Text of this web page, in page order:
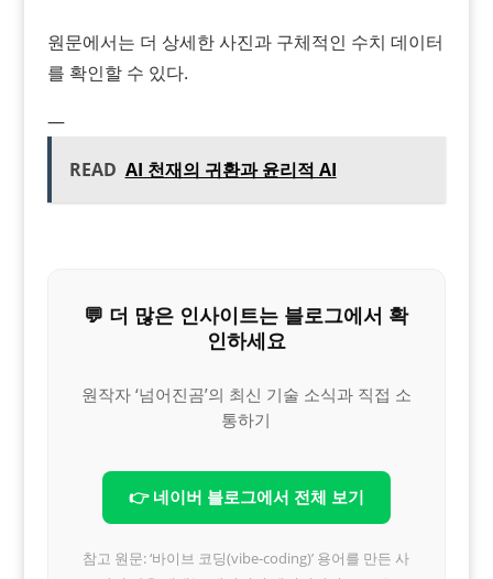
원문에서는 더 상세한 사진과 구체적인 수치 데이터
를 확인할 수 있다.
—
READ AI 천재의 귀환과 윤리적 AI
💬 더 많은 인사이트는 블로그에서 확
인하세요
원작자 ‘넘어진곰’의 최신 기술 소식과 직접 소
통하기
👉 네이버 블로그에서 전체 보기
참고 원문: ‘바이브 코딩(vibe-coding)’ 용어를 만든 사